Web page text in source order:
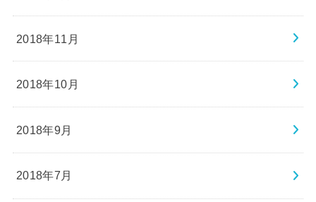
2018年11月
2018年10月
2018年9月
2018年7月